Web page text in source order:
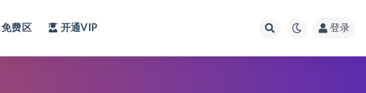
免费区 开通VIP 登录